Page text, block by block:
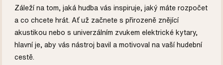
Záleží na tom, jaká hudba vás inspiruje, jaký máte rozpočet
a co chcete hrát. Ať už začnete s přirozeně znějící
akustikou nebo s univerzálním zvukem elektrické kytary,
hlavní je, aby vás nástroj bavil a motivoval na vaší hudební
cestě.